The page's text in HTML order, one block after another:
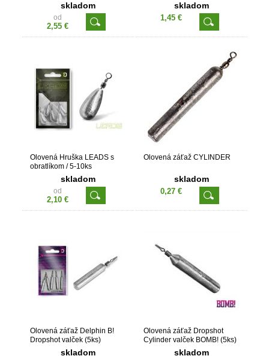
skladom
od
2,55 €
skladom
1,45 €
Olovená Hruška LEADS s
obratlíkom / 5-10ks
skladom
od
2,10 €
Olovená záťaž CYLINDER
skladom
0,27 €
Olovená záťaž Delphin B!
Dropshot valček (5ks)
skladom
Olovená záťaž Dropshot
Cylinder valček BOMB! (5ks)
skladom